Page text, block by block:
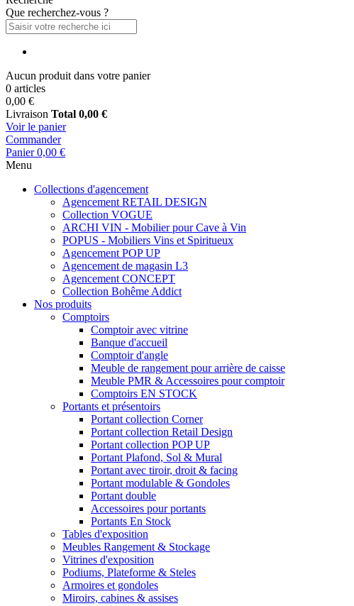
Que recherchez-vous ?
Aucun produit dans votre panier
0 articles
0,00 €
Livraison Total 0,00 €
Voir le panier
Commander
Panier 0,00 €
Menu
Collections d'agencement
Agencement RETAIL DESIGN
Collection VOGUE
ARCHI VIN - Mobilier pour Cave à Vin
POPUS - Mobiliers Vins et Spiritueux
Agencement POP UP
Agencement de magasin L3
Agencement CONCEPT
Collection Bohême Addict
Nos produits
Comptoirs
Comptoir avec vitrine
Banque d'accueil
Comptoir d'angle
Meuble de rangement pour arrière de caisse
Meuble PMR & Accessoires pour comptoir
Comptoirs EN STOCK
Portants et présentoirs
Portant collection Corner
Portant collection Retail Design
Portant collection POP UP
Portant Plafond, Sol & Mural
Portant avec tiroir, droit & facing
Portant modulable & Gondoles
Portant double
Accessoires pour portants
Portants En Stock
Tables d'exposition
Meubles Rangement & Stockage
Vitrines d'exposition
Podiums, Plateforme & Steles
Armoires et gondoles
Miroirs, cabines & assises